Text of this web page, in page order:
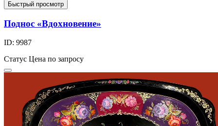
Быстрый просмотр
Поднос «Вдохновение»
ID: 9987
Статус Цена по запросу